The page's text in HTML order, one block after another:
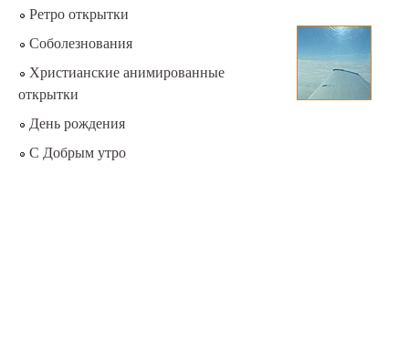
Ретро открытки
Соболезнования
Христианские анимированные
открытки
День рождения
С Добрым утро